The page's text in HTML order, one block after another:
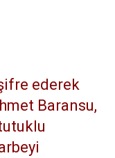
ederek
Baransu,